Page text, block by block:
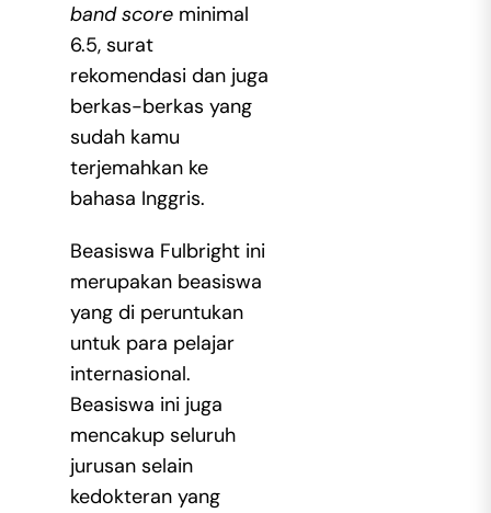
band scoreminimal
6.5, surat
rekomendasi dan juga
berkas-berkas yang
sudah kamu
terjemahkan ke
bahasa Inggris.
Beasiswa Fulbright ini
merupakan beasiswa
yang di peruntukan
untuk para pelajar
internasional.
Beasiswa ini juga
mencakup seluruh
jurusan selain
kedokteran yang